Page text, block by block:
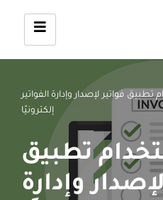
تطبيق فواتير لإصدار وإدارة الفواتير
إلكترونيًا
تطبيق
وإدارة